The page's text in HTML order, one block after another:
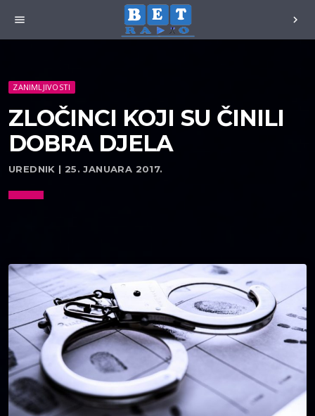
menu chevron_right
ZANIMLJIVOSTI
ZLOČINCI KOJI SU ČINILI
DOBRA DJELA
UREDNIK | 25. JANUARA 2017.